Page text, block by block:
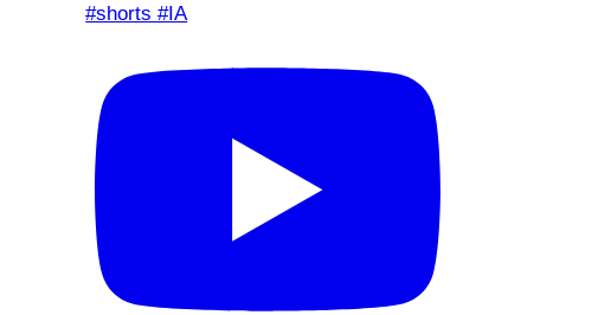
#shorts #IA